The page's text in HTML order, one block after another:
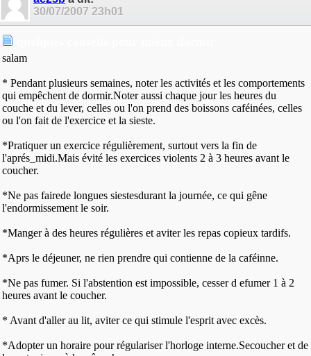
30/07/2007 23h01
salam
* Pendant plusieurs semaines, noter les activités et les comportements
qui empêchent de dormir.Noter aussi chaque jour les heures du
couche et du lever, celles ou l'on prend des boissons caféinées, celles
ou l'on fait de l'exercice et la sieste.
*Pratiquer un exercice régulièrement, surtout vers la fin de
l'aprés_midi.Mais évité les exercices violents 2 à 3 heures avant le
coucher.
*Ne pas fairede longues siestesdurant la journée, ce qui gêne
l'endormissement le soir.
*Manger à des heures régulières et aviter les repas copieux tardifs.
*Aprs le déjeuner, ne rien prendre qui contienne de la caféinne.
*Ne pas fumer. Si l'abstention est impossible, cesser d efumer 1 à 2
heures avant le coucher.
* Avant d'aller au lit, aviter ce qui stimule l'esprit avec excès.
*Adopter un horaire pour régulariser l'horloge interne.Secoucher et de